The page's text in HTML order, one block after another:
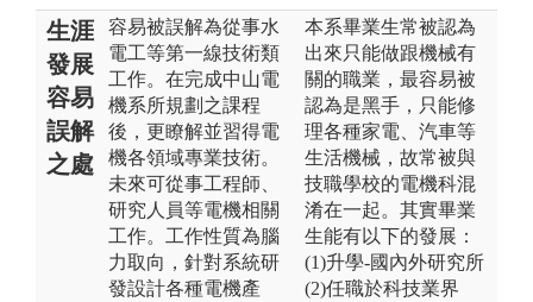
生涯
發展
容易
誤解
之處
容易被誤解為從事水
電工等第一線技術類
工作。在完成中山電
機系所規劃之課程
後，更瞭解並習得電
機各領域專業技術。
未來可從事工程師、
研究人員等電機相關
工作。工作性質為腦
力取向，針對系統研
發設計各種電機產
本系畢業生常被認為
出來只能做跟機械有
關的職業，最容易被
認為是黑手，只能修
理各種家電、汽車等
生活機械，故常被與
技職學校的電機科混
淆在一起。其實畢業
生能有以下的發展：
(1)升學-國內外研究所
(2)任職於科技業界